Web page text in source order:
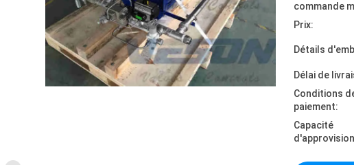
commande
Prix:
Détails
Délai de
Conditions
paiement:
Capacité